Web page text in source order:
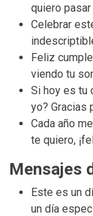
quiero
Celebrar
Feliz
viendo tu
Si hoy es tu
yo? Gracias
Cada año
te quiero,
Mensajes
Este es un
un día